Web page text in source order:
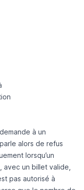
à un
alors de refus
lorsqu’un
avec un billet valide,
pas autorisé à